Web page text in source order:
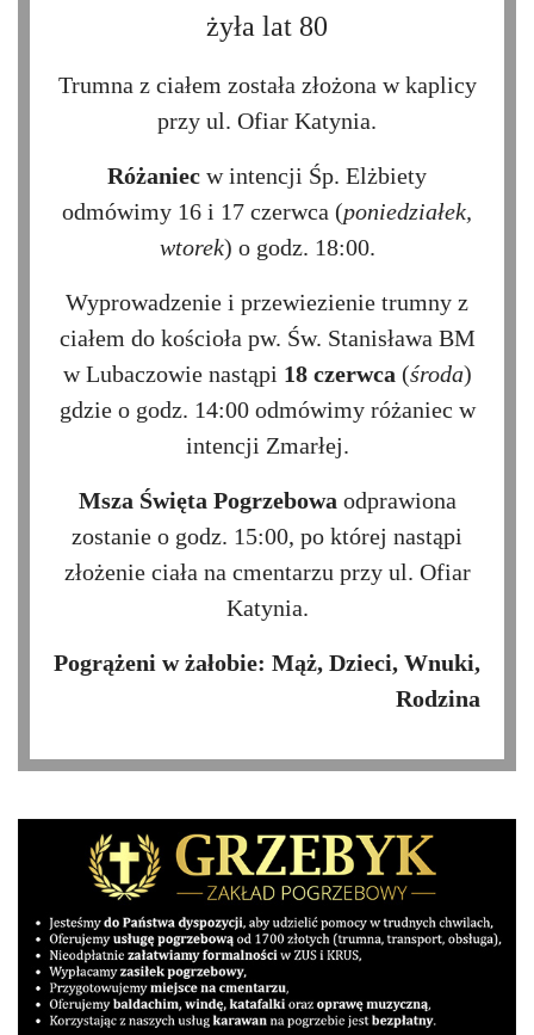
żyła lat 80
Trumna z ciałem została złożona w kaplicy
przy ul. Ofiar Katynia.
Różaniec w intencji Śp. Elżbiety
odmówimy 16 i 17 czerwca (poniedziałek,
wtorek) o godz. 18:00.
Wyprowadzenie i przewiezienie trumny z
ciałem do kościoła pw. Św. Stanisława BM
w Lubaczowie nastąpi 18 czerwca (środa)
gdzie o godz. 14:00 odmówimy różaniec w
intencji Zmarłej.
Msza Święta Pogrzebowa odprawiona
zostanie o godz. 15:00, po której nastąpi
złożenie ciała na cmentarzu przy ul. Ofiar
Katynia.
Pogrążeni w żałobie: Mąż, Dzieci, Wnuki,
Rodzina